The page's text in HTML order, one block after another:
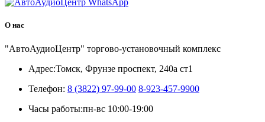
О нас
"АвтоАудиоЦентр" торгово-установочный комплекс
Адрес:Томск, Фрунзе проспект, 240а ст1
Телефон: 8 (3822) 97-99-00 8-923-457-9900
Часы работы:пн-вс 10:00-19:00